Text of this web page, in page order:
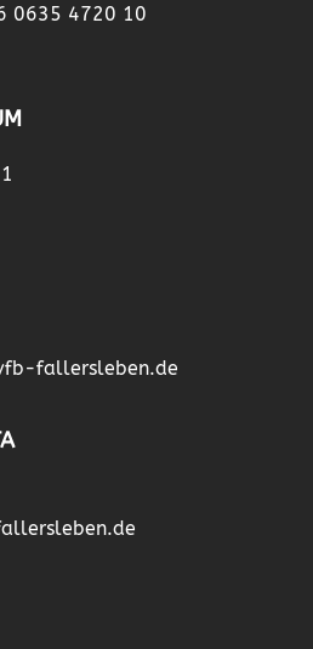
0635 4720 10
fallersleben.de